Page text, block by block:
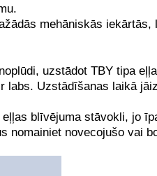
mehāniskās
uzstādot TBY tipa
labs. Uzstādīšanas laikā
eļļas blīvējuma stāvokli, jo
nomainiet novecojušo vai